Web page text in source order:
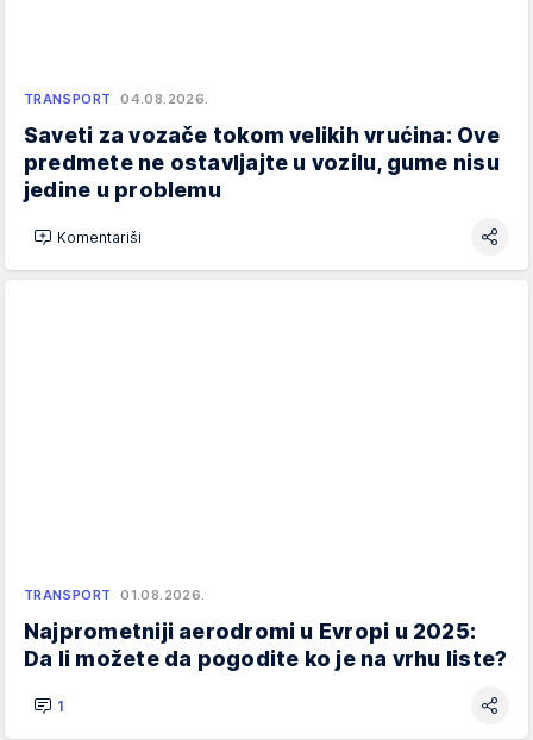
TRANSPORT 04.08.2026.
Saveti za vozače tokom velikih vrućina: Ove
predmete ne ostavljajte u vozilu, gume nisu
jedine u problemu
Komentariši
TRANSPORT 01.08.2026.
Najprometniji aerodromi u Evropi u 2025:
Da li možete da pogodite ko je na vrhu liste?
1